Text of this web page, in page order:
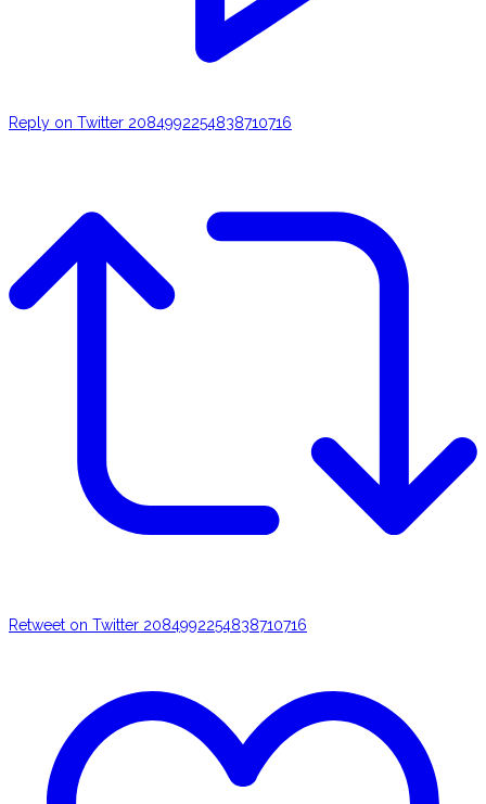
Reply on Twitter 2084992254838710716
Retweet on Twitter 2084992254838710716